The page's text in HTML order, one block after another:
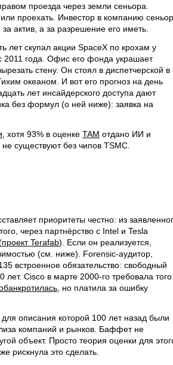
проезда через земли сеньора.
проехать. Инвестор в компанию
актив, а за разрешение его иметь.
лет скупал акции SpaceX по крохам у
2011 года. Офис его фонда украшает
стену. Он стоял в диспетчерской в
океаном. И вот его прогноз на день
лет инсайдерского доступа дают
без формул (о ней ниже): заявка на
, хотя 93% в оценке TAM отдано ИИ и
существуют без чипов TSMC.
приоритеты честно: из
через партнёрство с Intel и Tesla
проект Terafab). Если он реализуется,
(см. ниже). Forensic-аудитор,
встроенное обязательство: свободный
Cisco в марте 2000-го требовала того
но платила за ошибку
описания которой 100 лет назад были
компаний и рынков. Баффет не
объект. Просто теория оценки для
рискнула это сделать.